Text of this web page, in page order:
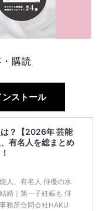
購読
ンストール
？【2026年 芸能
有名人を総まとめ
人、有名人 俳優の水
婚｜第一子妊娠も 俳
務所合同会社HAKU